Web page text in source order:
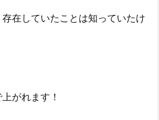
在していたことは知っていたけ
がれます！